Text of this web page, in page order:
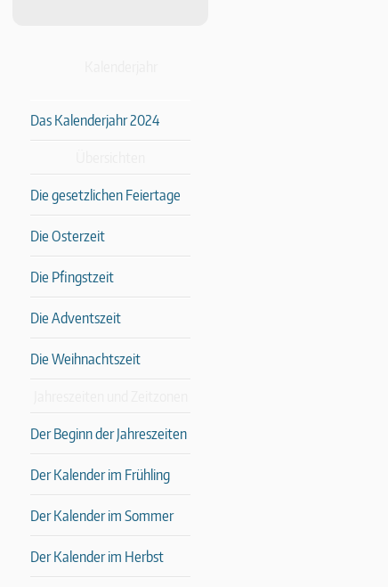
Das Kalenderjahr 2024
Die gesetzlichen Feiertage
Die Osterzeit
Die Pfingstzeit
Die Adventszeit
Die Weihnachtszeit
Der Beginn der Jahreszeiten
Der Kalender im Frühling
Der Kalender im Sommer
Der Kalender im Herbst